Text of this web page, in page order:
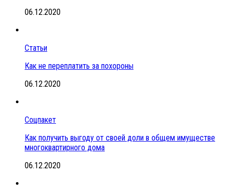
06.12.2020
Статьи
Как не переплатить за похороны
06.12.2020
Соцпакет
Как получить выгоду от своей доли в общем имуществе
многоквартирного дома
06.12.2020